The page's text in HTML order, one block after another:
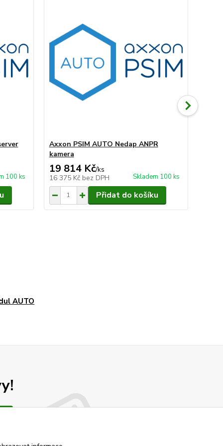
100 ks
Axxon PSIM AUTO Nedap ANPR
kamera
19 814 Kč/ks
16 375 Kč bez DPH Skladem 100 ks
Přidat do košíku
AUTO